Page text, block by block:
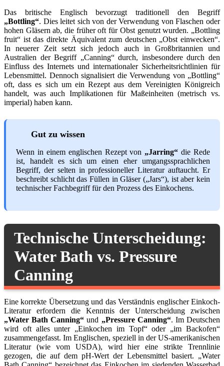
Das britische Englisch bevorzugt traditionell den Begriff
„Bottling“. Dies leitet sich von der Verwendung von Flaschen oder
hohen Gläsern ab, die früher oft für Obst genutzt wurden. „Bottling
fruit“ ist das direkte Äquivalent zum deutschen „Obst einwecken“.
In neuerer Zeit setzt sich jedoch auch in Großbritannien und
Australien der Begriff „Canning“ durch, insbesondere durch den
Einfluss des Internets und internationaler Sicherheitsrichtlinien für
Lebensmittel. Dennoch signalisiert die Verwendung von „Bottling“
oft, dass es sich um ein Rezept aus dem Vereinigten Königreich
handelt, was auch Implikationen für Maßeinheiten (metrisch vs.
imperial) haben kann.
Gut zu wissen
Wenn in einem englischen Rezept von „Jarring“ die Rede
ist, handelt es sich um einen eher umgangssprachlichen
Begriff, der selten in professioneller Literatur auftaucht. Er
beschreibt schlicht das Füllen in Gläser („Jars“), ist aber kein
technischer Fachbegriff für den Prozess des Einkochens.
Technische Unterscheidung:
Water Bath vs. Pressure
Canning
Eine korrekte Übersetzung und das Verständnis englischer Einkoch-
Literatur erfordern die Kenntnis der Unterscheidung zwischen
„Water Bath Canning“ und „Pressure Canning“. Im Deutschen
wird oft alles unter „Einkochen im Topf“ oder „im Backofen“
zusammengefasst. Im Englischen, speziell in der US-amerikanischen
Literatur (wie vom USDA), wird hier eine strikte Trennlinie
gezogen, die auf dem pH-Wert der Lebensmittel basiert. „Water